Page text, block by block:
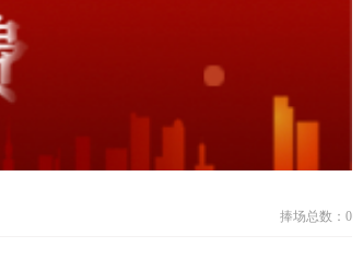
捧场总数：0